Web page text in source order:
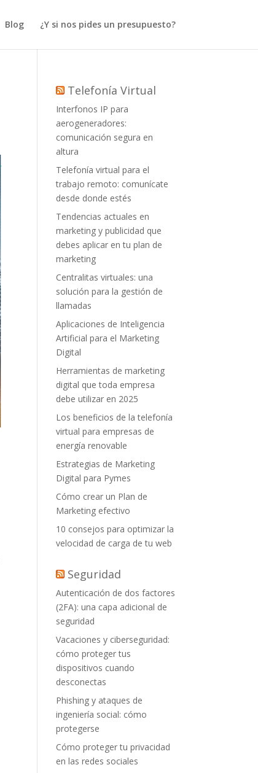
Blog ¿Y si nos pides un presupuesto?
Telefonía Virtual
Interfonos IP para
aerogeneradores:
comunicación segura en
altura
Telefonía virtual para el
trabajo remoto: comunícate
desde donde estés
Tendencias actuales en
marketing y publicidad que
debes aplicar en tu plan de
marketing
Centralitas virtuales: una
solución para la gestión de
llamadas
Aplicaciones de Inteligencia
Artificial para el Marketing
Digital
Herramientas de marketing
digital que toda empresa
debe utilizar en 2025
Los beneficios de la telefonía
virtual para empresas de
energía renovable
Estrategias de Marketing
Digital para Pymes
Cómo crear un Plan de
Marketing efectivo
10 consejos para optimizar la
velocidad de carga de tu web
Seguridad
Autenticación de dos factores
(2FA): una capa adicional de
seguridad
Vacaciones y ciberseguridad:
cómo proteger tus
dispositivos cuando
desconectas
Phishing y ataques de
ingeniería social: cómo
protegerse
Cómo proteger tu privacidad
en las redes sociales